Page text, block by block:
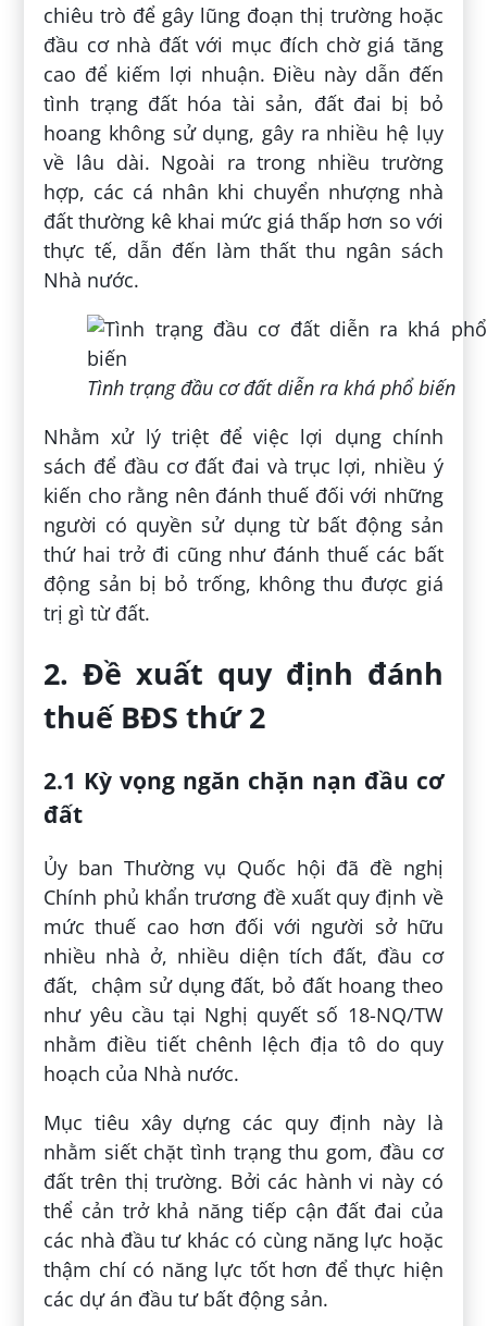
chiêu trò để gây lũng đoạn thị trường hoặc
đầu cơ nhà đất với mục đích chờ giá tăng
cao để kiếm lợi nhuận. Điều này dẫn đến
tình trạng đất hóa tài sản, đất đai bị bỏ
hoang không sử dụng, gây ra nhiều hệ lụy
về lâu dài. Ngoài ra trong nhiều trường
hợp, các cá nhân khi chuyển nhượng nhà
đất thường kê khai mức giá thấp hơn so với
thực tế, dẫn đến làm thất thu ngân sách
Nhà nước.
Tình trạng đầu cơ đất diễn ra khá phổ biến
Nhằm xử lý triệt để việc lợi dụng chính
sách để đầu cơ đất đai và trục lợi, nhiều ý
kiến cho rằng nên đánh thuế đối với những
người có quyền sử dụng từ bất động sản
thứ hai trở đi cũng như đánh thuế các bất
động sản bị bỏ trống, không thu được giá
trị gì từ đất.
2. Đề xuất quy định đánh
thuế BĐS thứ 2
2.1 Kỳ vọng ngăn chặn nạn đầu cơ
đất
Ủy ban Thường vụ Quốc hội đã đề nghị
Chính phủ khẩn trương đề xuất quy định về
mức thuế cao hơn đối với người sở hữu
nhiều nhà ở, nhiều diện tích đất, đầu cơ
đất, chậm sử dụng đất, bỏ đất hoang theo
như yêu cầu tại Nghị quyết số 18-NQ/TW
nhằm điều tiết chênh lệch địa tô do quy
hoạch của Nhà nước.
Mục tiêu xây dựng các quy định này là
nhằm siết chặt tình trạng thu gom, đầu cơ
đất trên thị trường. Bởi các hành vi này có
thể cản trở khả năng tiếp cận đất đai của
các nhà đầu tư khác có cùng năng lực hoặc
thậm chí có năng lực tốt hơn để thực hiện
các dự án đầu tư bất động sản.